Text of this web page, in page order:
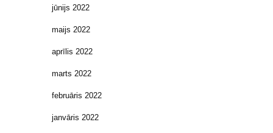
jūnijs 2022
maijs 2022
aprīlis 2022
marts 2022
februāris 2022
janvāris 2022